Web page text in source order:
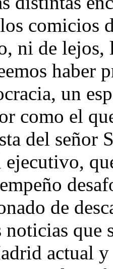
comicios
ni de
haber
un
como el
del señor
de
que
actual